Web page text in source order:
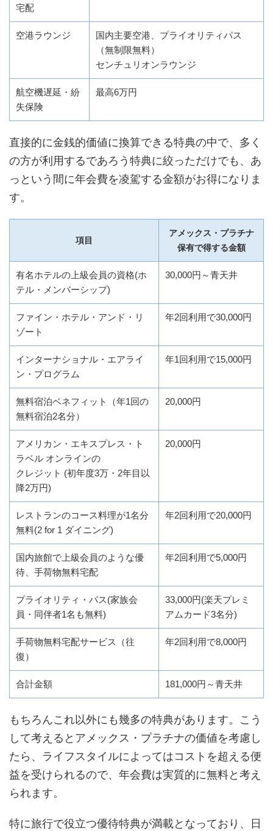
宅配
空港ラウンジ
国内主要空港、プライオリティパス
（無制限無料）
センチュリオンラウンジ
航空機遅延・紛
失保険
最高6万円
直接的に金銭的価値に換算できる特典の中で、多く
の方が利用するであろう特典に絞っただけでも、あ
っという間に年会費を凌駕する金額がお得になりま
す。
項目
アメックス・プラチナ
保有で得する金額
有名ホテルの上級会員の資格(ホ
テル・メンバーシップ)
30,000円～青天井
ファイン・ホテル・アンド・リ
ゾート
年2回利用で30,000円
インターナショナル・エアライ
ン・プログラム
年1回利用で15,000円
無料宿泊ベネフィット（年1回の
無料宿泊2名分）
20,000円
アメリカン・エキスプレス・ト
ラベル オンラインの
クレジット (初年度3万・2年目以
降2万円)
20,000円
レストランのコース料理が1名分
無料(2 for 1 ダイニング)
年2回利用で20,000円
国内旅館で上級会員のような優
待、手荷物無料宅配
年2回利用で5,000円
プライオリティ・パス(家族会
員・同伴者1名も無料)
33,000円(楽天プレミ
アムカード3名分)
手荷物無料宅配サービス（往
復）
年2回利用で8,000円
合計金額 181,000円～青天井
もちろんこれ以外にも幾多の特典があります。こう
して考えるとアメックス・プラチナの価値を考慮し
たら、ライフスタイルによってはコストを超える便
益を受けられるので、年会費は実質的に無料と考え
られます。
特に旅行で役立つ優待特典が満載となっており、日